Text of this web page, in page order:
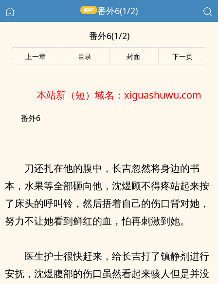
番外6(1/2)
番外6(1/2)
上一章 目录 封面 下一页
本站新（短）域名：xiguashuwu.com
番外6
刀还扎在他的腹中，长吉忽然将身边的书
本，水果等全部砸向他，沈煜顾不得疼站起来按
了床头的呼叫铃，然后捂着自己的伤口背对她，
努力不让她看到鲜红的血，怕再刺激到她。
医生护士很快赶来，给长吉打了镇静剂进行
安抚，沈煜腹部的伤口虽然看起来骇人但是并没